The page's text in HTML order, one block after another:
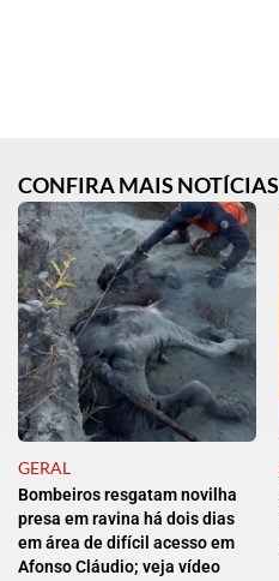
CONFIRA MAIS NOTÍCIAS
GERAL
Bombeiros resgatam novilha
presa em ravina há dois dias
em área de difícil acesso em
Afonso Cláudio; veja vídeo